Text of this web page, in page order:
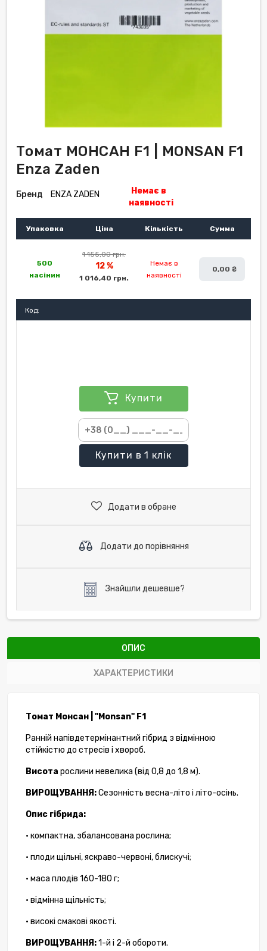
Томат МОНСАН F1 | MONSAN F1
Enza Zaden
Бренд ENZA ZADEN
Немає в
наявності
Упаковка Ціна Кількість Сумма
500
насінин
1 155,00 грн.
12 %
1 016,40 грн.
Немає в
наявності
0,00 ₴
Код:
Купити
Купити в 1 клік
Додати в обране
Додати до порівняння
Знайшли дешевше?
ОПИС
ХАРАКТЕРИСТИКИ
Томат Монсан | "Monsan" F1
Ранній напівдетермінантний гібрид з відмінною
стійкістю до стресів і хвороб.
Висота рослини невелика (від 0,8 до 1,8 м).
ВИРОЩУВАННЯ:Сезонність весна-літо і літо-осінь.
Опис гібрида:
• компактна, збалансована рослина;
• плоди щільні, яскраво-червоні, блискучі;
• маса плодів 160-180 г;
• відмінна щільність;
• високі смакові якості.
ВИРОЩУВАННЯ:1-й і 2-й обороти.